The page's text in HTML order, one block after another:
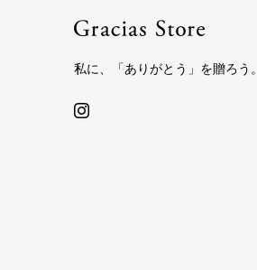
私に、「ありがとう」を贈ろう。